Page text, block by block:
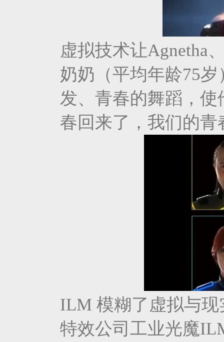
虚拟技术让Agnetha
奶奶（平均年龄75
发、青春的舞蹈，
春回来了，我们的
ILM 模糊了虚拟与现
特效公司工业光魔